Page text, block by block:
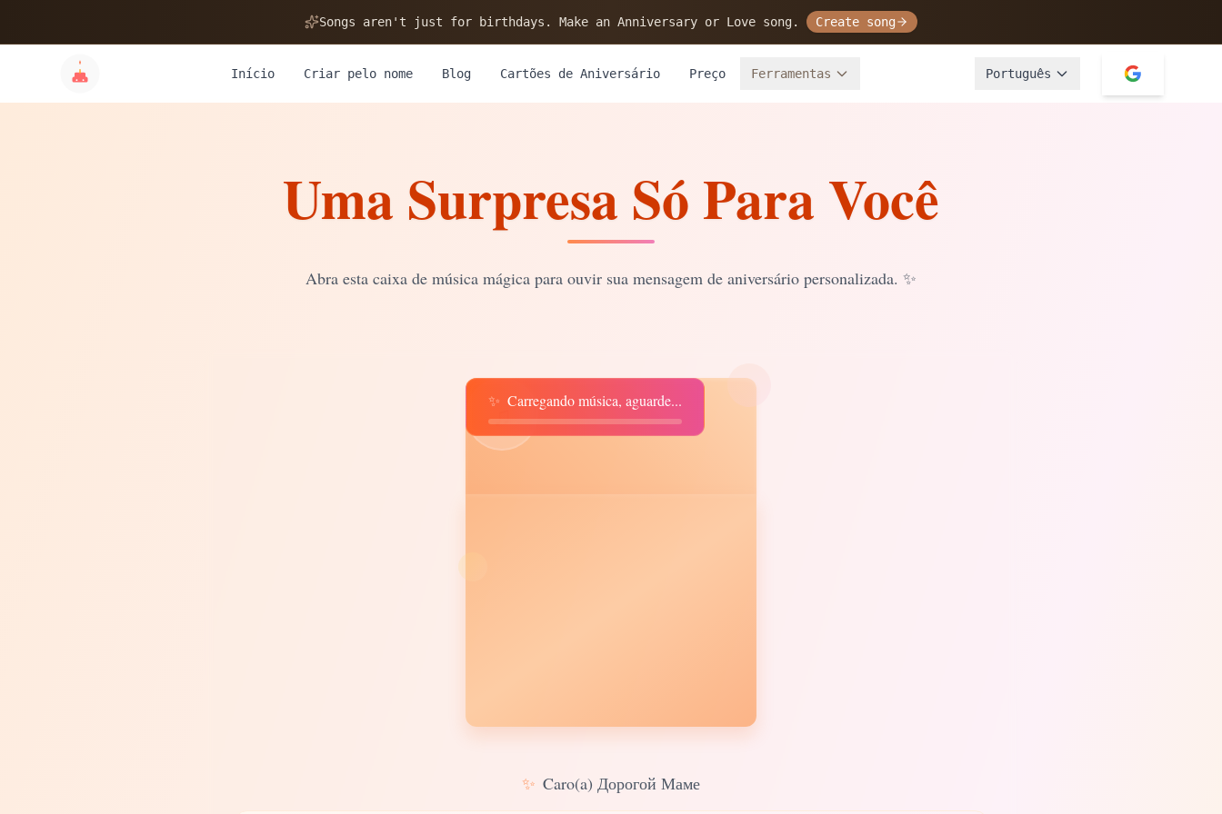
Songs aren't just for birthdays. Make an Anniversary or Love song. Create song
Início Criar pelo nome Blog Cartões de Aniversário Preço Ferramentas Português
Uma Surpresa Só Para Você
Abra esta caixa de música mágica para ouvir sua mensagem de aniversário personalizada. ✨
♫
✨ Carregando música, aguarde...
✨ Caro(a) Дорогой Маме